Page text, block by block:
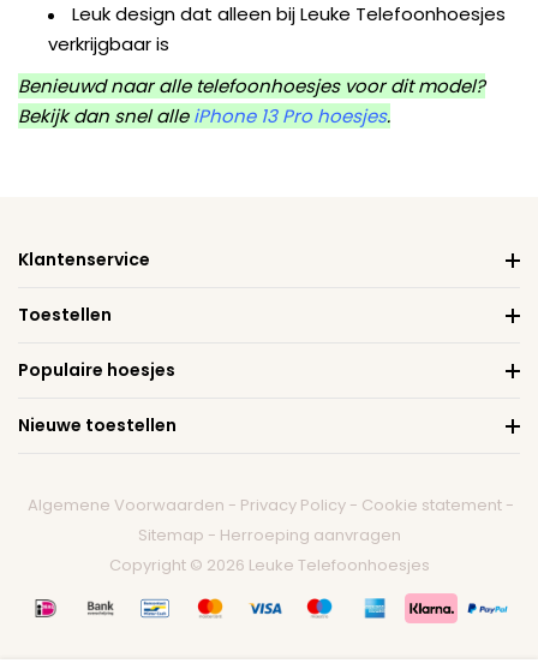
Leuk design dat alleen bij Leuke Telefoonhoesjes
verkrijgbaar is
Benieuwd naar alle telefoonhoesjes voor dit model?
Bekijk dan snel alleiPhone 13 Pro hoesjes.
Klantenservice
Toestellen
Populaire hoesjes
Nieuwe toestellen
Algemene Voorwaarden - Privacy Policy - Cookie statement -
Sitemap - Herroeping aanvragen
Copyright © 2026 Leuke Telefoonhoesjes